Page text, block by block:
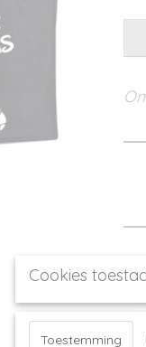
Cookies
Toestemming